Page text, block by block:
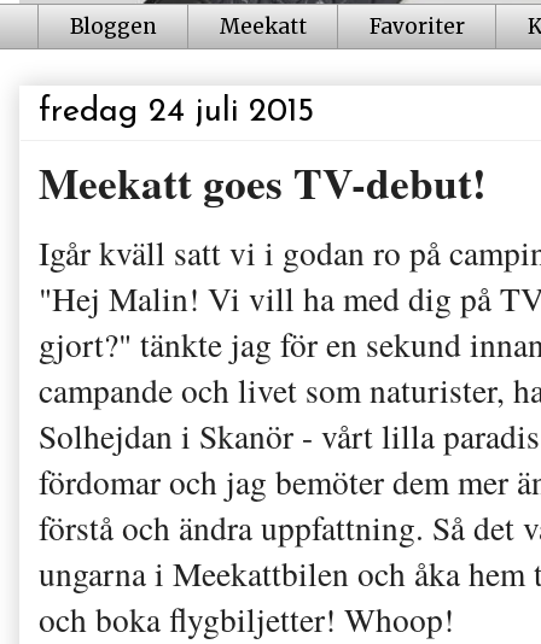
Bloggen Meekatt Favoriter
fredag 24 juli 2015
Meekatt goes TV-debut!
Igår kväll satt vi i godan ro på
"Hej Malin! Vi vill ha med dig på
gjort?" tänkte jag för en sekund
campande och livet som naturister,
Solhejdan i Skanör - vårt lilla
fördomar och jag bemöter dem mer
förstå och ändra uppfattning. Så det
ungarna i Meekattbilen och åka
och boka flygbiljetter! Whoop!